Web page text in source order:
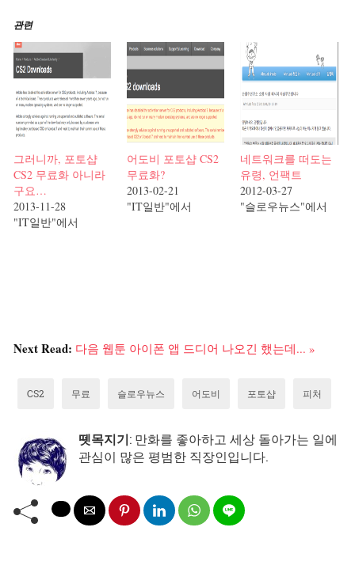
관련
그러니까, 포토샵
CS2 무료화 아니라
구요…
2013-11-28
"IT일반"에서
어도비 포토샵 CS2
무료화?
2013-02-21
"IT일반"에서
네트워크를 떠도는
유령, 언팩트
2012-03-27
"슬로우뉴스"에서
Next Read: 다음 웹툰 아이폰 앱 드디어 나오긴 했는데... »
CS2 무료 슬로우뉴스 어도비 포토샵 피처
뗏목지기: 만화를 좋아하고 세상 돌아가는 일에
관심이 많은 평범한 직장인입니다.